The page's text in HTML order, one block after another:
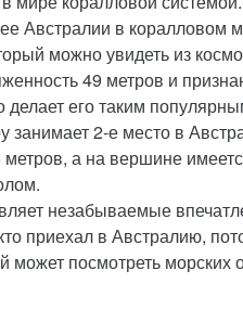
Австралии в коралловом
можно увидеть из
49 метров и
его таким
занимает 2-е место в
а на вершине
незабываемые
приехал в Австралию,
посмотреть морских